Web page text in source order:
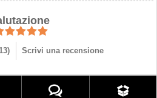
) Scrivi una recensione